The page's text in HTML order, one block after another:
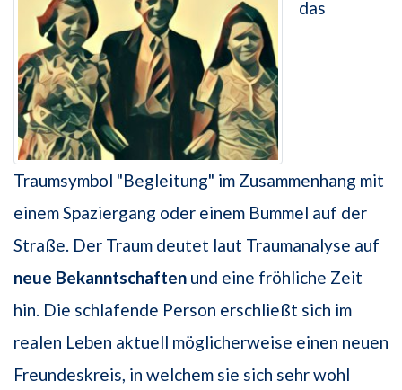
das
Traumsymbol "Begleitung" im Zusammenhang mit
einem Spaziergang oder einem Bummel auf der
Straße. Der Traum deutet laut Traumanalyse auf
neue Bekanntschaften und eine fröhliche Zeit
hin. Die schlafende Person erschließt sich im
realen Leben aktuell möglicherweise einen neuen
Freundeskreis, in welchem sie sich sehr wohl